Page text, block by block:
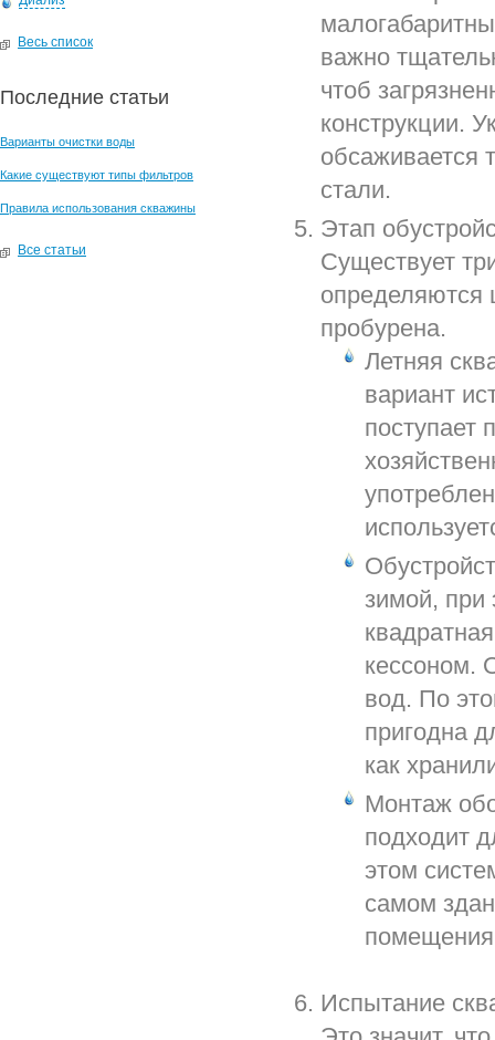
Весь список
Последние статьи
Варианты очистки воды
Какие существуют типы фильтров
Правила использования скважины
Все статьи
важно
чтоб
конструкции.
обсаживается
стали.
Этап
Существует
определяются
пробурена.
Летняя
вариант
поступает
зимой, при
кессоном.
вод. По
пригодна
как
Монтаж
подходит
этом
самом
Испытание